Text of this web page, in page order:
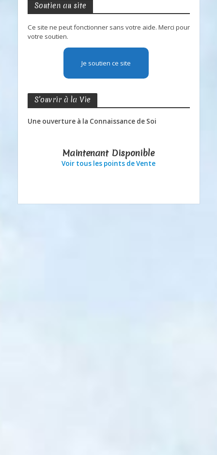
Soutien au site
Ce site ne peut fonctionner sans votre aide. Merci pour
votre soutien.
Je soutien ce site
S’ouvrir à la Vie
Une ouverture à la Connaissance de Soi
Maintenant Disponible
Voir tous les points de Vente